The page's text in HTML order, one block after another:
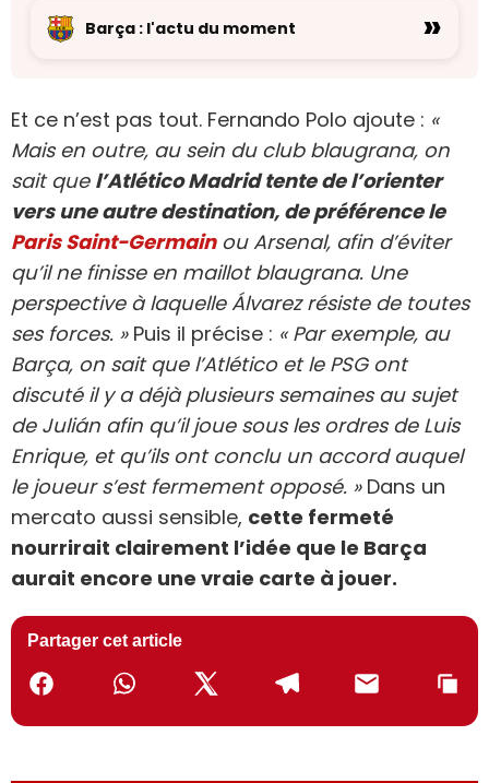
Barça : l'actu du moment »
Et ce n’est pas tout. Fernando Polo ajoute : «
Mais en outre, au sein du club blaugrana, on
sait que l’Atlético Madrid tente de l’orienter
vers une autre destination, de préférence le
Paris Saint-Germainou Arsenal, afin d’éviter
qu’il ne finisse en maillot blaugrana. Une
perspective à laquelle Álvarez résiste de toutes
ses forces. »Puis il précise : « Par exemple, au
Barça, on sait que l’Atlético et le PSG ont
discuté il y a déjà plusieurs semaines au sujet
de Julián afin qu’il joue sous les ordres de Luis
Enrique, et qu’ils ont conclu un accord auquel
le joueur s’est fermement opposé. »Dans un
mercato aussi sensible, cette fermeté
nourrirait clairement l’idée que le Barça
aurait encore une vraie carte à jouer.
Partager cet article